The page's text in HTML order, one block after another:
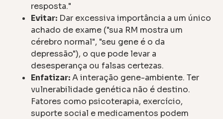
resposta."
Evitar: Dar excessiva importância a um único
achado de exame ("sua RM mostra um
cérebro normal", "seu gene é o da
depressão"), o que pode levar a
desesperança ou falsas certezas.
Enfatizar:A interação gene-ambiente. Ter
vulnerabilidade genética não é destino.
Fatores como psicoterapia, exercício,
suporte social e medicamentos podem